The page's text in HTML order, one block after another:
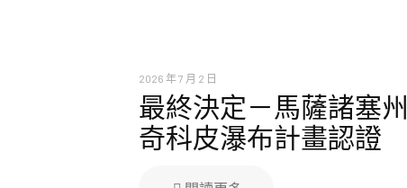
2026 年 7 月 2 日
最終決定－馬薩諸塞州
奇科皮瀑布計畫認證